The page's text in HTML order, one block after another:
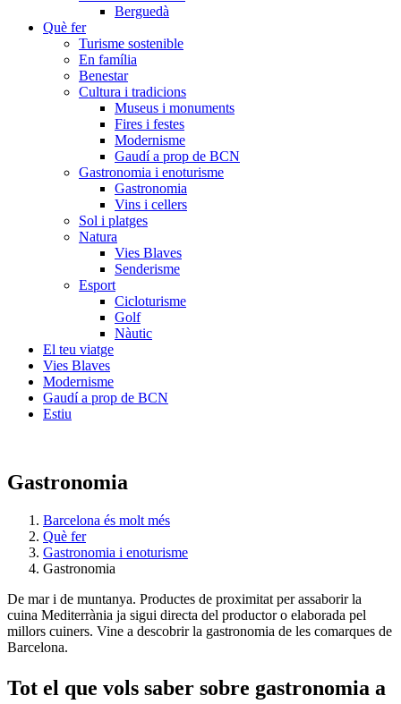
Berguedà
Què fer
Turisme sostenible
En família
Benestar
Cultura i tradicions
Museus i monuments
Fires i festes
Modernisme
Gaudí a prop de BCN
Gastronomia i enoturisme
Gastronomia
Vins i cellers
Sol i platges
Natura
Vies Blaves
Senderisme
Esport
Cicloturisme
Golf
Nàutic
El teu viatge
Vies Blaves
Modernisme
Gaudí a prop de BCN
Estiu
Gastronomia
Barcelona és molt més
Què fer
Gastronomia i enoturisme
Gastronomia
De mar i de muntanya. Productes de proximitat per assaborir la
cuina Mediterrània ja sigui directa del productor o elaborada pel
millors cuiners. Vine a descobrir la gastronomia de les comarques de
Barcelona.
Tot el que vols saber sobre gastronomia a